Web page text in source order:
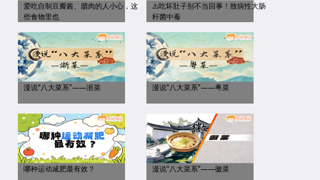
爱吃自制豆瓣酱、腊肉的人小心，这
些食物里也
⚠️吃坏肚子别不当回事！致病性大肠
杆菌中毒
漫说“八大菜系”——浙菜 漫说“八大菜系”——粤菜
哪种运动减肥最有效？ 漫说“八大菜系”——徽菜